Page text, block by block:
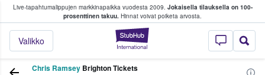
Live-tapahtumalippujen markkinapaikka vuodesta 2009. Jokaisella tilauksella on 100-
prosenttinen takuu. Hinnat voivat poiketa arvosta.
StubHub -
Valikko
fanit ostavat ja myyvät lippuja
Chris Ramsey Brighton Tickets